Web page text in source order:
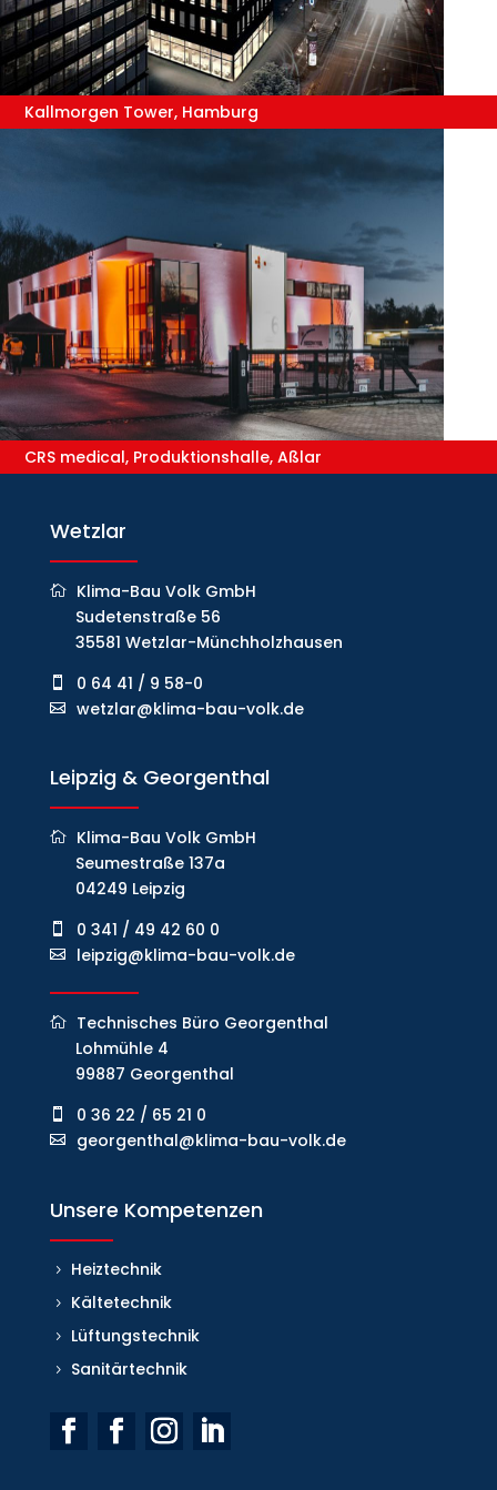
Kallmorgen Tower, Hamburg
CRS medical, Produktionshalle, Aßlar
Wetzlar
Klima-Bau Volk GmbH
Sudetenstraße 56
35581 Wetzlar-Münchholzhausen
0 64 41 / 9 58-0
wetzlar@klima-bau-volk.de
Leipzig & Georgenthal
Klima-Bau Volk GmbH
Seumestraße 137a
04249 Leipzig
0 341 / 49 42 60 0
leipzig@klima-bau-volk.de
Technisches Büro Georgenthal
Lohmühle 4
99887 Georgenthal
0 36 22 / 65 21 0
georgenthal@klima-bau-volk.de
Unsere Kompetenzen
Heiztechnik
Kältetechnik
Lüftungstechnik
Sanitärtechnik